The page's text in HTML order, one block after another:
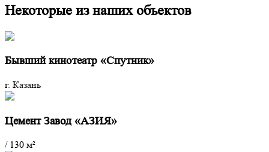
Некоторые из наших объектов
Бывший кинотеатр «Спутник»
г. Казань
Цемент Завод «АЗИЯ»
/130 м²